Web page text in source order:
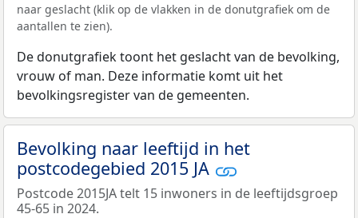
naar geslacht (klik op de vlakken in de donutgrafiek om de
aantallen te zien).
De donutgrafiek toont het geslacht van de bevolking,
vrouw of man. Deze informatie komt uit het
bevolkingsregister van de gemeenten.
Bevolking naar leeftijd in het
postcodegebied 2015 JA
Postcode 2015JA telt 15 inwoners in de leeftijdsgroep
45-65 in 2024.